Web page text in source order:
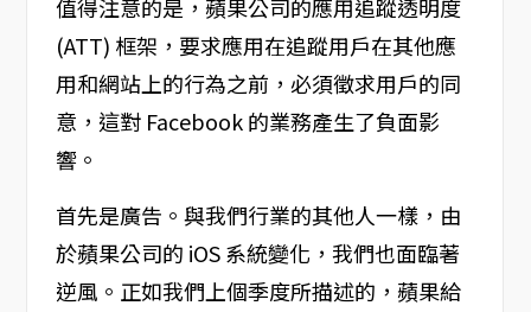
值得注意的是，蘋果公司的應用追蹤透明度
(ATT) 框架，要求應用在追蹤用戶在其他應
用和網站上的行為之前，必須徵求用戶的同
意，這對 Facebook 的業務產生了負面影
響。
首先是廣告。與我們行業的其他人一樣，由
於蘋果公司的 iOS 系統變化，我們也面臨著
逆風。正如我們上個季度所描述的，蘋果給